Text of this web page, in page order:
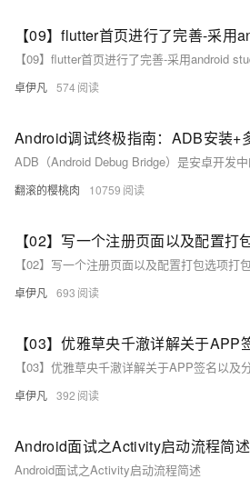
卓伊凡 574
翻滚的樱桃肉 10759
卓伊凡 693
卓伊凡 392
Android面试之Activity启动流程简述
Android面试之Activity启动流程简述